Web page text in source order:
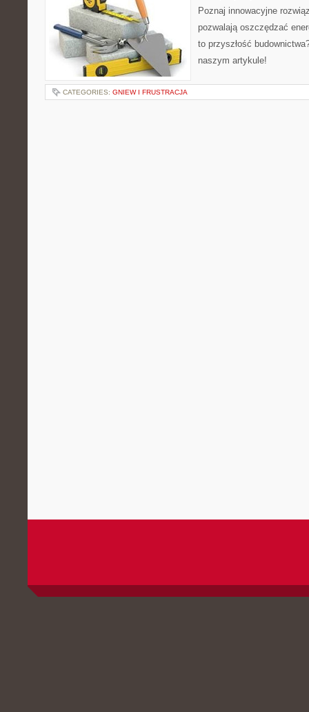
Poznaj innowacyjne
pozwalają oszczędzać
to przyszłość
naszym artykule!
CATEGORIES: GNIEW I FRUSTRACJA